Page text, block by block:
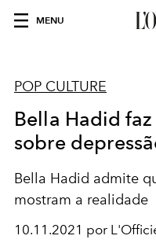
MENU
POP CULTURE
Bella Hadid
sobre
Bella Hadid admite
mostram a realidade
10.11.2021 por